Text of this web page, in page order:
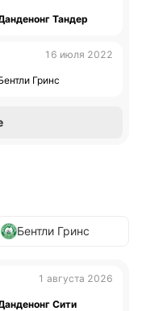
Тандер
16 июля 2022
Гринс
Бентли Гринс
1 августа 2026
Сити